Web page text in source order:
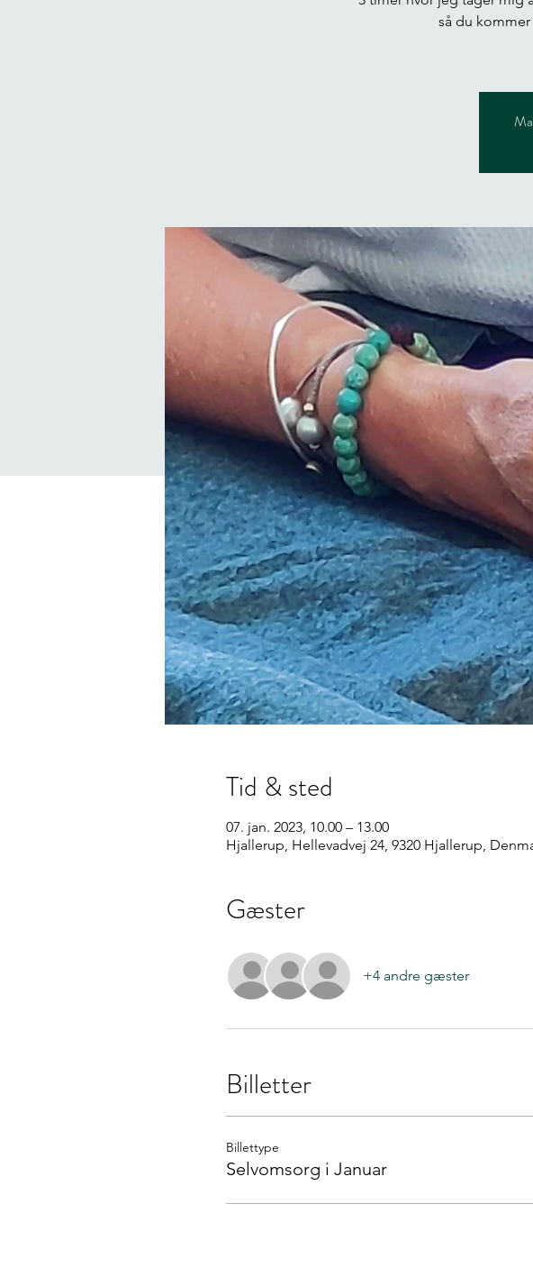
så du
Tid & sted
07. jan. 2023, 10.00 – 13.00
Hjallerup, Hellevadvej 24, 9320 Hjallerup,
Gæster
+4 andre gæster
Billetter
Billettype
Selvomsorg i Januar